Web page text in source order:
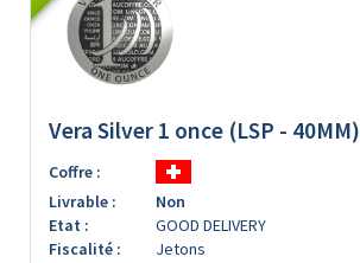
Vera Silver 1 once (LSP - 40MM)
Coffre :
Livrable :
Non
Etat :
GOOD DELIVERY
Fiscalité :
Jetons